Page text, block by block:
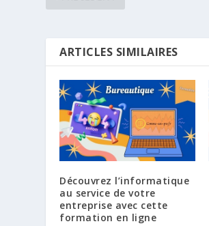
ARTICLES SIMILAIRES
Découvrez l’informatique
au service de votre
entreprise avec cette
formation en ligne